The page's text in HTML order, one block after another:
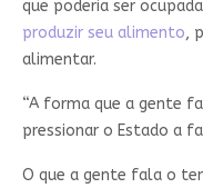
que poderia ser
produzir seu alimento,
alimentar.
“A forma que a gente
pressionar o Estado a
O que a gente fala o